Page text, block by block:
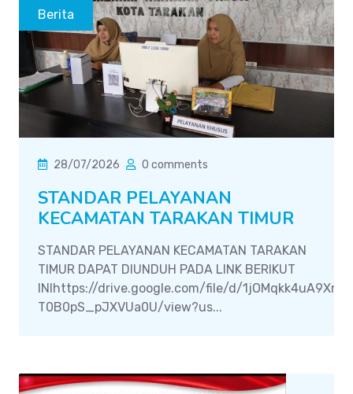
Berita
28/07/2026 0 comments
STANDAR PELAYANAN
KECAMATAN TARAKAN TIMUR
STANDAR PELAYANAN KECAMATAN TARAKAN
TIMUR DAPAT DIUNDUH PADA LINK BERIKUT
INIhttps://drive.google.com/file/d/
T0B0pS_pJXVUa0U/view?us...